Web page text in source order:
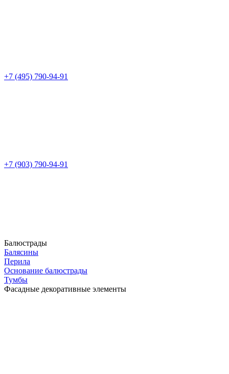
+7 (495) 790-94-91
+7 (903) 790-94-91
Балюстрады
Балясины
Перила
Основание балюстрады
Тумбы
Фасадные декоративные элементы